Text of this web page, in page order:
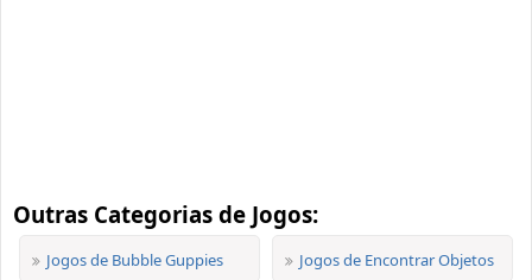
Outras Categorias de Jogos:
Jogos de Bubble Guppies Jogos de Encontrar Objetos